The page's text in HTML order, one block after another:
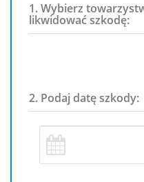
1. Wybierz
likwidować szkodę:
2. Podaj datę szkody: